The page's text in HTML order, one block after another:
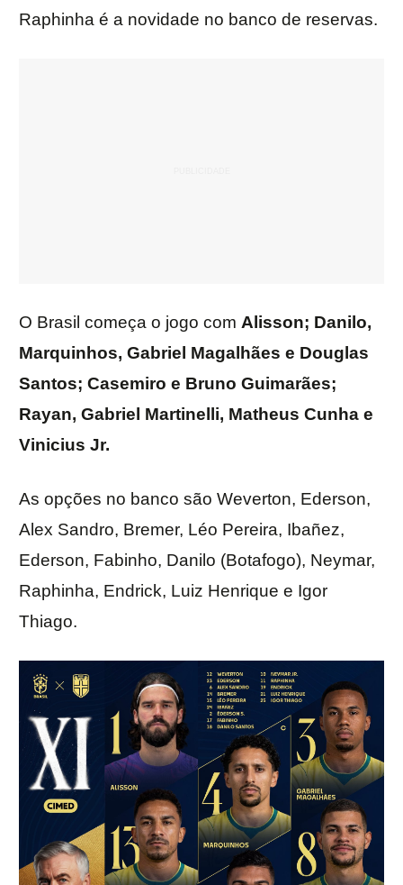
Raphinha é a novidade no banco de reservas.
O Brasil começa o jogo com Alisson; Danilo,
Marquinhos, Gabriel Magalhães e Douglas
Santos; Casemiro e Bruno Guimarães;
Rayan, Gabriel Martinelli, Matheus Cunha e
Vinicius Jr.
As opções no banco são Weverton, Ederson,
Alex Sandro, Bremer, Léo Pereira, Ibañez,
Ederson, Fabinho, Danilo (Botafogo), Neymar,
Raphinha, Endrick, Luiz Henrique e Igor
Thiago.